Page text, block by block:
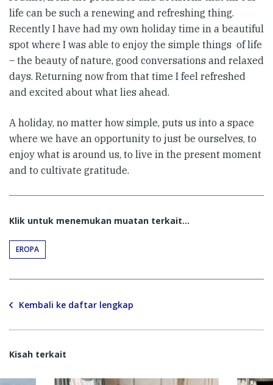
life can be such a renewing and refreshing thing.
Recently I have had my own holiday time in a beautiful
spot where I was able to enjoy the simple things of life
– the beauty of nature, good conversations and relaxed
days. Returning now from that time I feel refreshed
and excited about what lies ahead.
A holiday, no matter how simple, puts us into a space
where we have an opportunity to just be ourselves, to
enjoy what is around us, to live in the present moment
and to cultivate gratitude.
Klik untuk menemukan muatan terkait...
EROPA
Kembali ke daftar lengkap
Kisah terkait